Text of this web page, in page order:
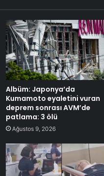
Albüm: Japonya’da
Kumamoto eyaletini vuran
deprem sonrası AVM’de
patlama: 3 ölü
Ağustos 9, 2026